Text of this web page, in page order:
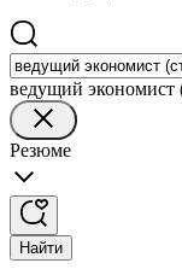
ведущий экономист
Резюме
Найти